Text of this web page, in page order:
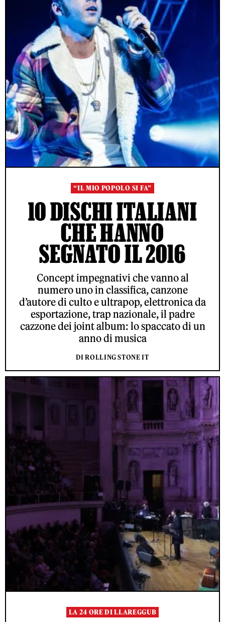
“IL MIO POPOLO SI FA”
10 DISCHI ITALIANI
CHE HANNO
SEGNATO IL 2016
Concept impegnativi che vanno al
numero uno in classifica, canzone
d’autore di culto e ultrapop, elettronica da
esportazione, trap nazionale, il padre
cazzone dei joint album: lo spaccato di un
anno di musica
DI ROLLING STONE IT
LA 24 ORE DI LLAREGGUB